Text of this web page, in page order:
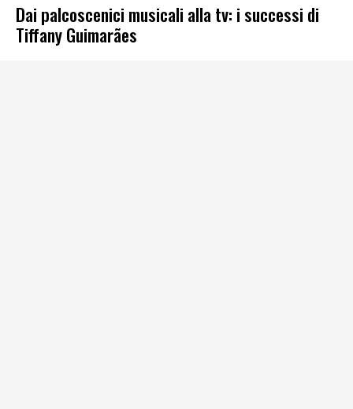
Dai palcoscenici musicali alla tv: i successi di
Tiffany Guimarães